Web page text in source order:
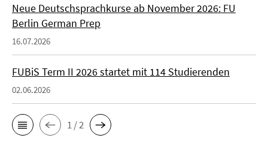
Neue Deutschsprachkurse ab November 2026: FU
Berlin German Prep
16.07.2026
FUBiS Term II 2026 startet mit 114 Studierenden
02.06.2026
1 / 2